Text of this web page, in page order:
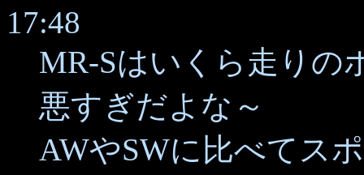
17:48
MR-Sはいくら走りの
悪すぎだよな～
AWやSWに比べてス